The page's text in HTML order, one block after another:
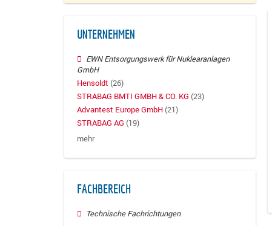
UNTERNEHMEN
EWN Entsorgungswerk für Nuklearanlagen
GmbH
Hensoldt (26)
STRABAG BMTI GMBH & CO. KG (23)
Advantest Europe GmbH (21)
STRABAG AG (19)
mehr
FACHBEREICH
Technische Fachrichtungen